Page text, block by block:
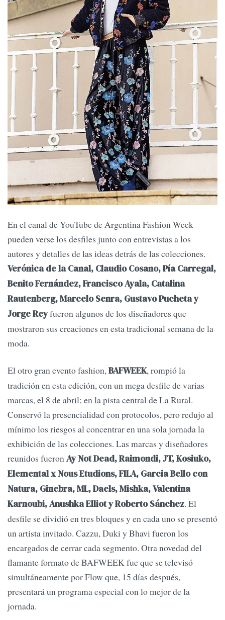
En el canal de YouTube de Argentina Fashion Week
pueden verse los desfiles junto con entrevistas a los
autores y detalles de las ideas detrás de las colecciones.
Verónica de la Canal, Claudio Cosano, Pía Carregal,
Benito Fernández, Francisco Ayala, Catalina
Rautenberg, Marcelo Senra, Gustavo Pucheta y
Jorge Reyfueron algunos de los diseñadores que
mostraron sus creaciones en esta tradicional semana de la
moda.
El otro gran evento fashion,BAFWEEK, rompió la
tradición en esta edición, con un mega desfile de varias
marcas, el 8 de abril; en la pista central de La Rural.
Conservó la presencialidad con protocolos, pero redujo al
mínimo los riesgos al concentrar en una sola jornada la
exhibición de las colecciones. Las marcas y diseñadores
reunidos fueronAy Not Dead, Raimondi, JT, Kosiuko,
Elemental x Nous Etudions, FILA, Garcia Bello con
Natura, Ginebra, ML, Daels, Mishka, Valentina
Karnoubi, Anushka Elliot y Roberto Sánchez. El
desfile se dividió en tres bloques y en cada uno se presentó
un artista invitado. Cazzu, Duki y Bhavi fueron los
encargados de cerrar cada segmento. Otra novedad del
flamante formato de BAFWEEK fue que se televisó
simultáneamente por Flow que, 15 días después,
presentará un programa especial con lo mejor de la
jornada.